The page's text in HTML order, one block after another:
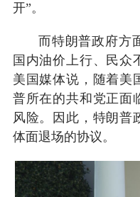
开”。
而特朗普政府方
国内油价上行、民众
美国媒体说，随着美
普所在的共和党正面
风险。因此，特朗普
体面退场的协议。